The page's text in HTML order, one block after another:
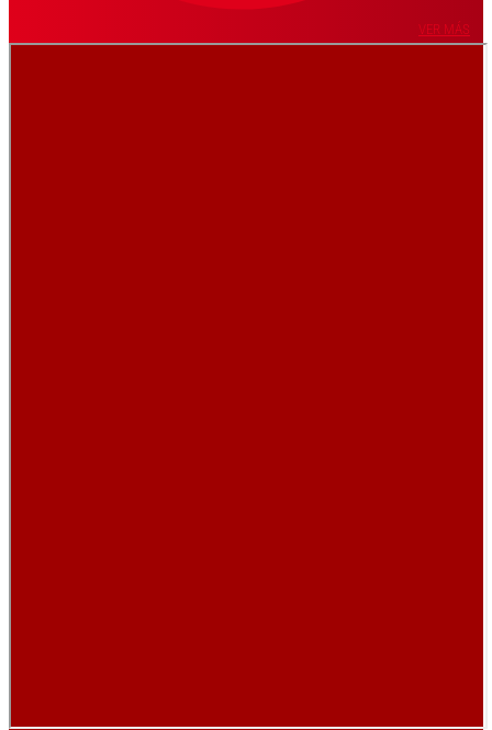
VER MÁS